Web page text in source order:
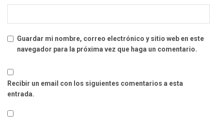
Guardar mi nombre, correo electrónico y sitio web en este
navegador para la próxima vez que haga un comentario.
Recibir un email con los siguientes comentarios a esta
entrada.